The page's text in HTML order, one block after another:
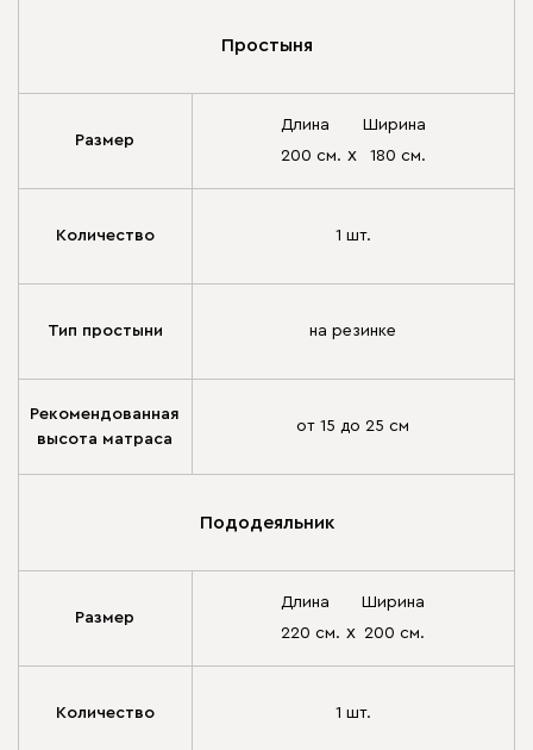
Простыня
Размер
Длина
200 см. х
Ширина
180 см.
Количество 1 шт.
Тип простыни на резинке
Рекомендованная
высота матраса
от 15 до 25 см
Пододеяльник
Размер
Длина
220 см. х
Ширина
200 см.
Количество 1 шт.